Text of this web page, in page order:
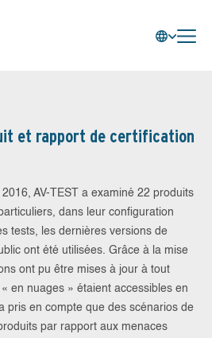
et rapport de certification
AV-TEST a examiné 22 produits
dans leur configuration
tests, les dernières versions de
ont été utilisées. Grâce à la mise
ont pu être mises à jour à tout
en nuages » étaient accessibles en
pris en compte que des scénarios de
par rapport aux menaces